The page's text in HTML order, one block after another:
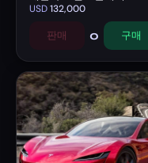
USD132,000
판매 0 구매